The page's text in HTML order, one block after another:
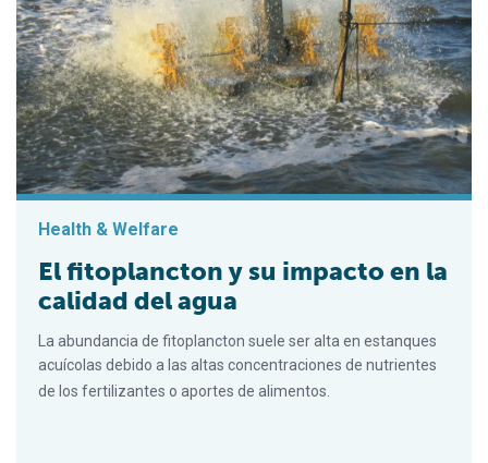
Health & Welfare
El fitoplancton y su impacto en la
calidad del agua
La abundancia de fitoplancton suele ser alta en estanques
acuícolas debido a las altas concentraciones de nutrientes
de los fertilizantes o aportes de alimentos.